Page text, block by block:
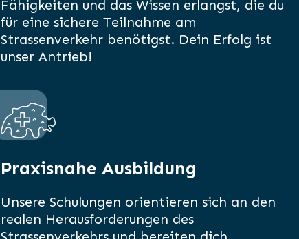
Fähigkeiten und das Wissen erlangst, die du
für eine sichere Teilnahme am
Strassenverkehr benötigst. Dein Erfolg ist
unser Antrieb!
Praxisnahe Ausbildung
Unsere Schulungen orientieren sich an den
realen Herausforderungen des